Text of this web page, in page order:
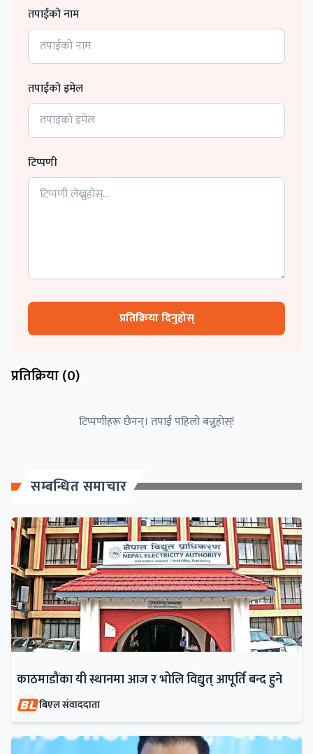
तपाईको नाम
तपाईको इमेल
टिप्पणी
प्रतिक्रिया दिनुहोस्
प्रतिक्रिया (0)
टिप्पणीहरू छैनन्। तपाईं पहिलो बन्नुहोस्!
सम्बन्धित समाचार
काठमाडौंका यी स्थानमा आज र भोलि विद्युत् आपूर्ति बन्द हुने
बिएल संवाददाता